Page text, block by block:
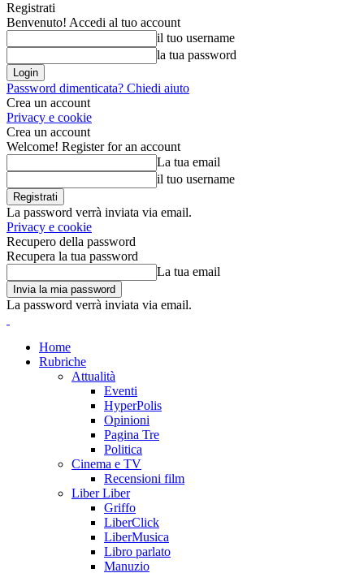
Registrati
Benvenuto! Accedi al tuo account
il tuo username
la tua password
Password dimenticata? Chiedi aiuto
Crea un account
Privacy e cookie
Crea un account
Welcome! Register for an account
La tua email
il tuo username
La password verrà inviata via email.
Privacy e cookie
Recupero della password
Recupera la tua password
La tua email
La password verrà inviata via email.
Home
Rubriche
Attualità
Eventi
HyperPolis
Opinioni
Pagina Tre
Politica
Cinema e TV
Recensioni film
Liber Liber
Griffo
LiberClick
LiberMusica
Libro parlato
Manuzio